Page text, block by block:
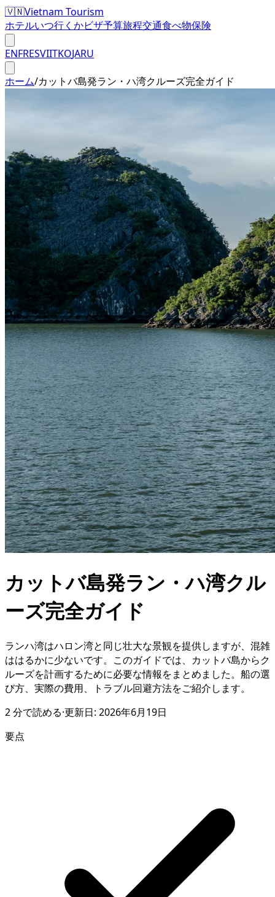
🇻🇳Vietnam Tourism
ホテルいつ行くかビザ予算旅程交通食べ物保険
ENFRESVIITKOJARU
ホーム/カットバ島発ラン・ハ湾クルーズ完全ガイド
カットバ島発ラン・ハ湾クル
ーズ完全ガイド
ランハ湾はハロン湾と同じ壮大な景観を提供しますが、混雑
ははるかに少ないです。このガイドでは、カットバ島からク
ルーズを計画するために必要な情報をまとめました。船の選
び方、実際の費用、トラブル回避方法をご紹介します。
2分で読める·更新日: 2026年6月19日
要点